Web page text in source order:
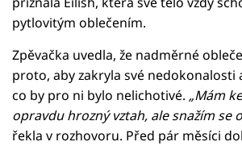
pytlovitým oblečením.
Zpěvačka uvedla, že nadměrné
proto, aby zakryla své nedokonalosti
co by pro ni bylo nelichotivé. „Mám
opravdu hrozný vztah, ale snažím se
řekla v rozhovoru. Před pár měsíci